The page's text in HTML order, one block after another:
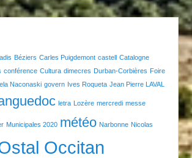
Béziers Carles Puigdemont castell Catalogne
conférence Cultura dimecres Durban-Corbières Foire
Naconaski govern Ives Roqueta Jean Pierre LAVAL
letra Lozère mercredi messe
Municipales 2020 météo Narbonne Nicolas
Occitan